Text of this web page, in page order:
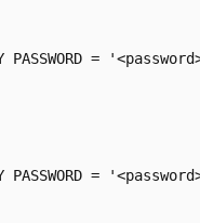
BY PASSWORD =
BY PASSWORD =